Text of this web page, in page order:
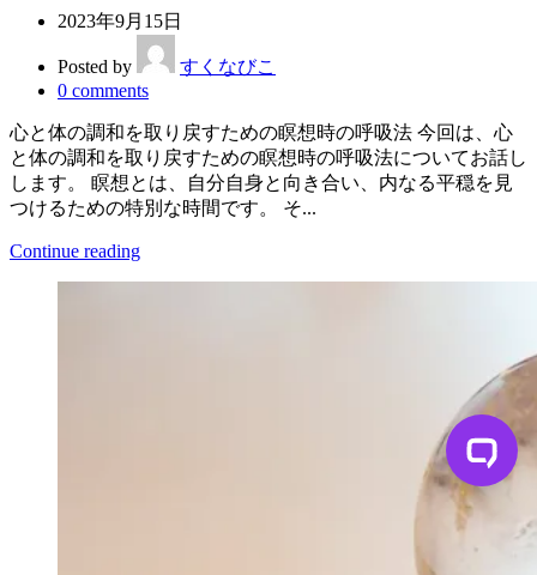
2023年9月15日
Posted by
すくなびこ
0 comments
心と体の調和を取り戻すための瞑想時の呼吸法 今回は、心
と体の調和を取り戻すための瞑想時の呼吸法についてお話し
します。 瞑想とは、自分自身と向き合い、内なる平穏を見
つけるための特別な時間です。 そ...
Continue reading